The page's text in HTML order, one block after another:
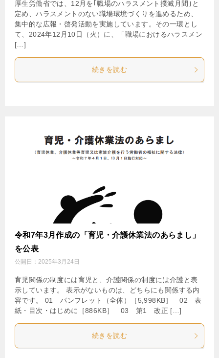
厚生労働省では、12月を｢職場のハラスメント撲滅月間｣と
定め、ハラスメントのない職場環境づくりを進めるため、
集中的な広報・啓発活動を実施しています。その一環とし
て、2024年12月10日（火）に、「職場におけるハラスメン
[…]
続きを読む
令和7年3月作成の「育児・介護休業法のあらまし」
を公表
公開日： 2025年3月24日
育児関係の制度には育児と、介護関係の制度には介護と表
示しています。 表示がないものは、どちらにも関係する内
容です。 01 パンフレット（全体）［5,998KB］ 02 表
紙・目次・はじめに［886KB］ 03 第1 改正 […]
続きを読む